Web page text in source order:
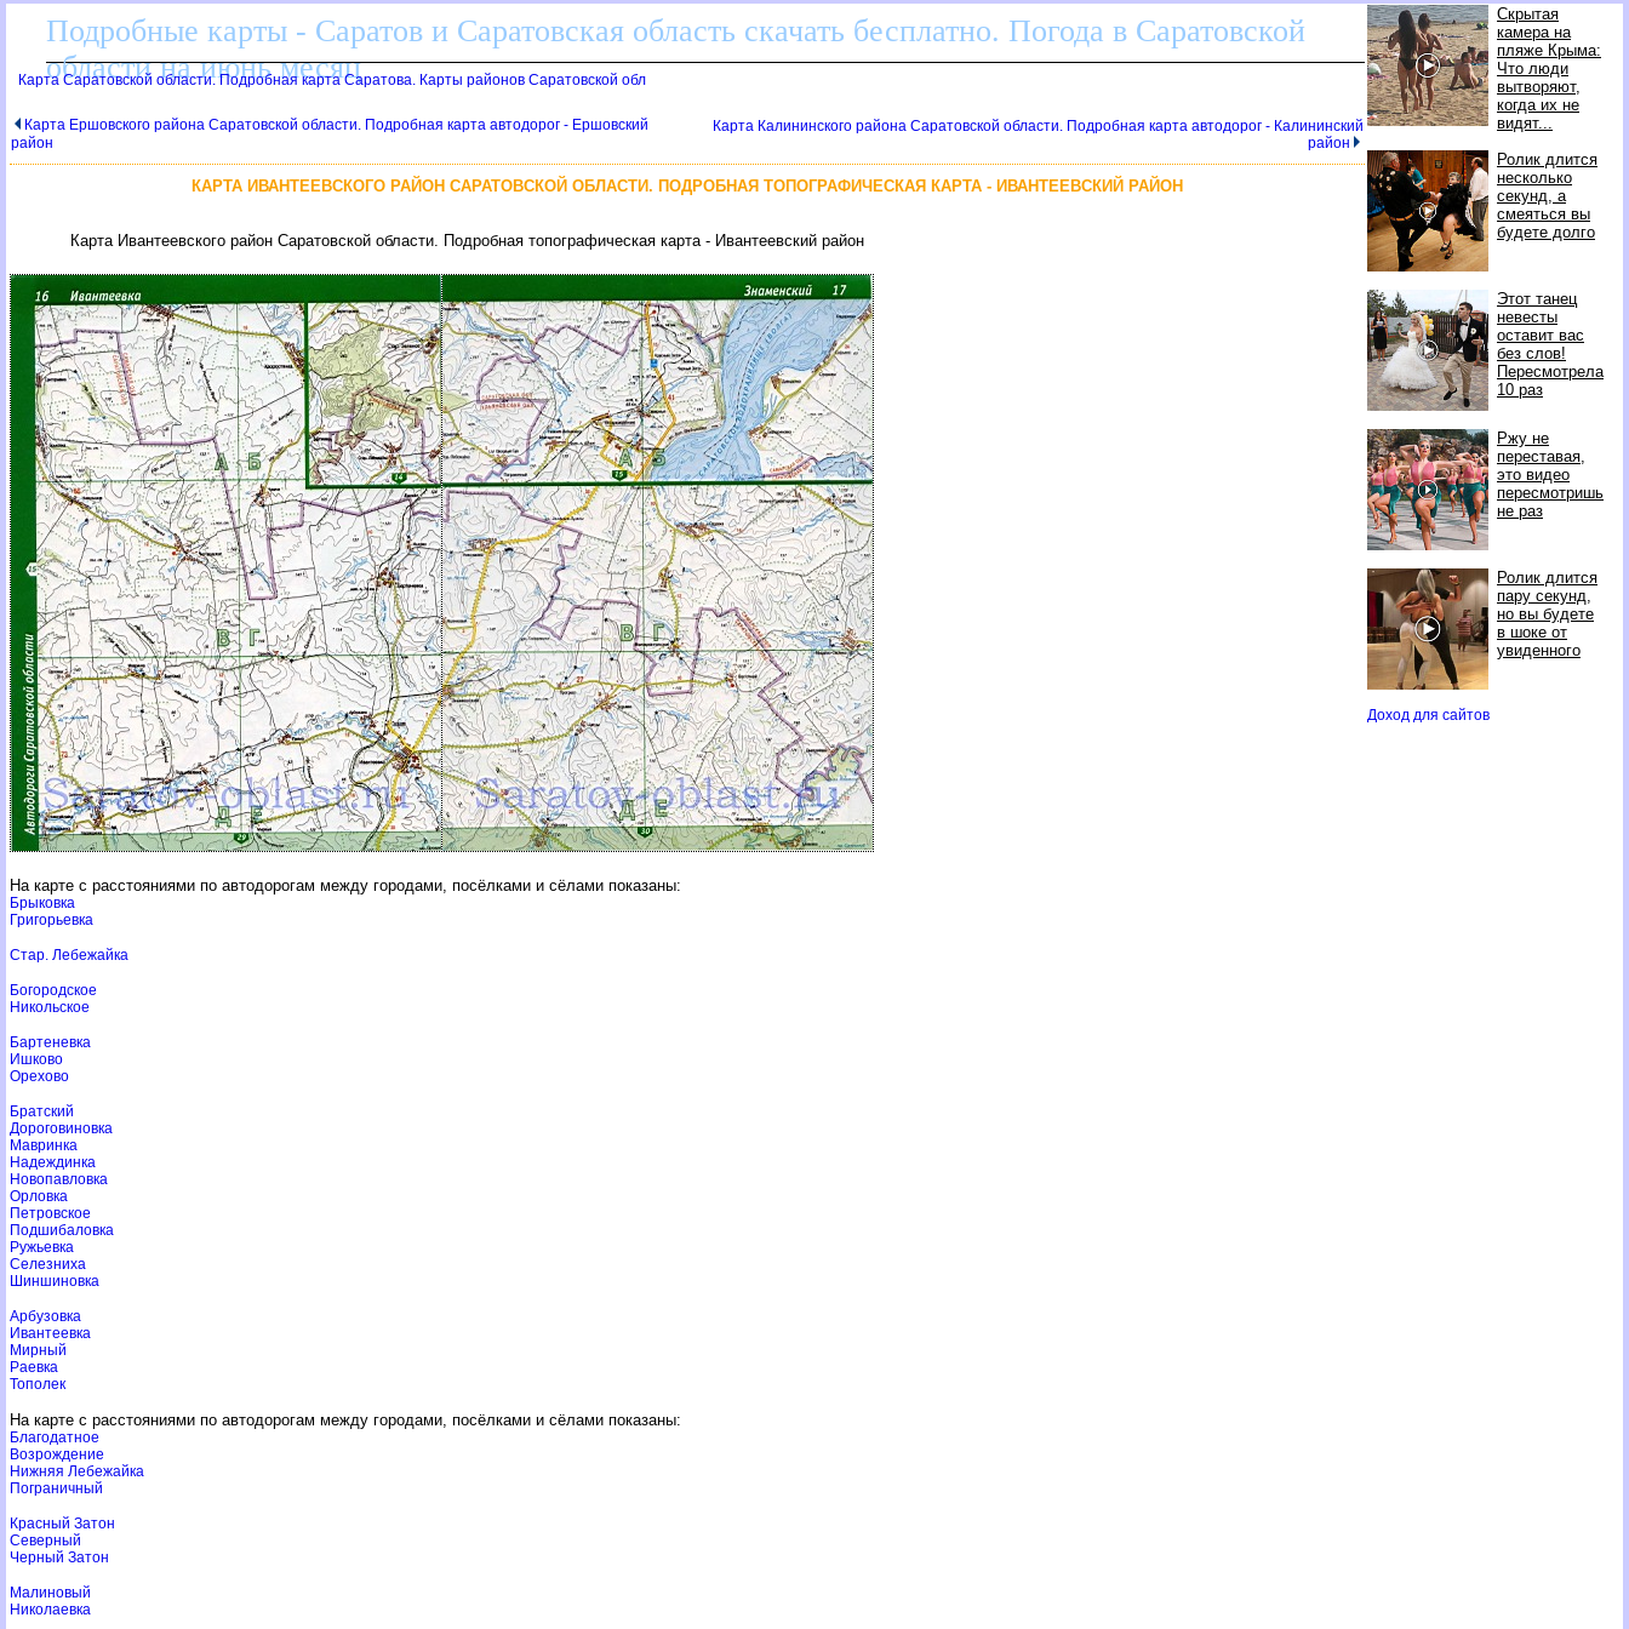
Скрытая
камера на
пляже Крыма:
Что люди
ытворяют,
когда их не
идят...
Ролик длится
несколько
секунд, а
смеяться вы
удете долго
Этот танец
невесты
оставит вас
ез слов!
Пересмотрела
10 раз
Ржу не
переставая,
это видео
пересмотришь
не раз
Ролик длится
пару секунд,
но вы будете
шоке от
увиденного
Доход для сайто
Подробные карты - Саратов и Саратовская область скачать бесплатно. Погода в Саратовской
области на июнь месяц
Карта Саратовской области. Подробная карта Саратова. Карты районов Саратовской обл
Карта Ершовского района Саратовской области. Подробная карта автодорог - Ершовский
район
Карта Калининского района Саратовской области. Подробная карта автодорог - Калининский
район
КАРТА ИВАНТЕЕВСКОГО РАЙОН САРАТОВСКОЙ ОБЛАСТИ. ПОДРОБНАЯ ТОПОГРАФИЧЕСКАЯ КАРТА - ИВАНТЕЕВСКИЙ РАЙОН
Карта Ивантеевского район Саратовской области. Подробная топографическая карта - Ивантеевский район
На карте с расстояниями по автодорогам между городами, посёлками и сёлами показаны:
Брыковка
Григорьевка
Стар. Лебежайка
Богородское
Никольское
Бартеневка
Ишково
Орехово
Братский
Дороговиновка
Мавринка
Надеждинка
Новопавловка
Орловка
Петровское
Подшибаловка
Ружьевка
Селезниха
Шиншиновка
Арбузовка
Ивантеевка
Мирный
Раевка
Тополек
На карте с расстояниями по автодорогам между городами, посёлками и сёлами показаны:
Благодатное
озрождение
Нижняя Лебежайка
Пограничный
Красный Затон
Северный
Черный Затон
Малиновый
Николаевка